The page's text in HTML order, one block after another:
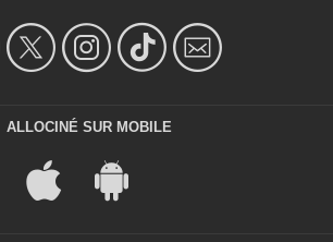
ALLOCINÉ SUR MOBILE